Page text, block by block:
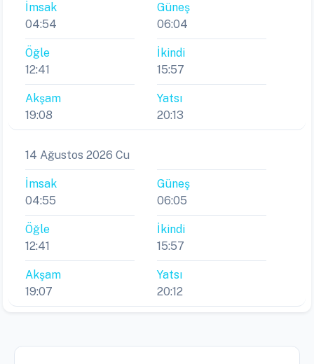
İmsak
04:54
Güneş
06:04
Öğle
12:41
İkindi
15:57
Akşam
19:08
Yatsı
20:13
14 Ağustos 2026 Cu
İmsak
04:55
Güneş
06:05
Öğle
12:41
İkindi
15:57
Akşam
19:07
Yatsı
20:12